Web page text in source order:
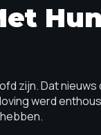
Hun
zijn. Dat
werd